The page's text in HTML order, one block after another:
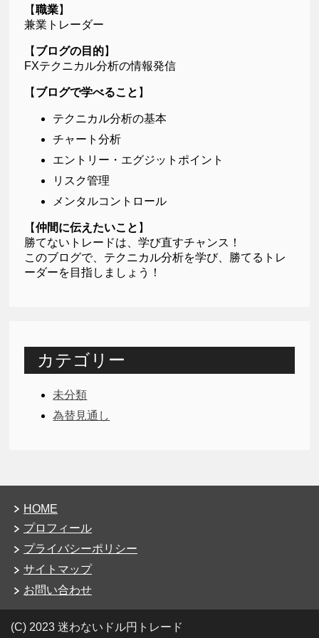
【職業】
兼業トレーダー
【 ブログの目的】
FXテクニカル分析の情報発信
【 ブログで学べること 】
テクニカル分析の基本
チャート分析
エントリー・エグジットポイント
リスク管理
メンタルコントロール
【仲間に伝えたいこと 】
勝てないトレードは、学び直すチャンス！
このブログで、テクニカル分析を学び、勝てるトレ
ーダーを目指しましょう！
カテゴリー
未分類
為替見通し
HOME
プロフィール
プライバシーポリシー
サイトマップ
お問い合わせ
(C) 2023 迷わないドル円トレード